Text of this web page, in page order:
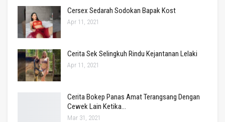
Cersex Sedarah Sodokan Bapak Kost
Apr 11, 2021
Cerita Sek Selingkuh Rindu Kejantanan Lelaki
Apr 11, 2021
Cerita Bokep Panas Amat Terangsang Dengan
Cewek Lain Ketika…
Mar 31, 2021